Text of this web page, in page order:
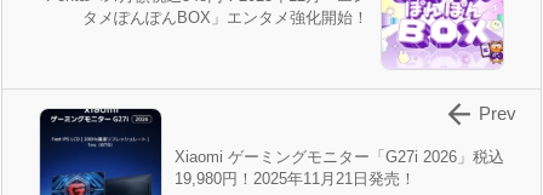
タメぽんぽんBOX」エンタメ強化開始！
Xiaomi ゲーミングモニター「G27i 2026」税込
19,980円！2025年11月21日発売！
 Prev